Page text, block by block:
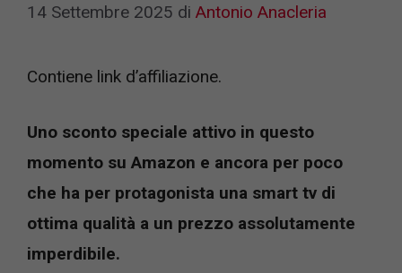
14 Settembre 2025 di Antonio Anacleria
Contiene link d’affiliazione.
Uno sconto speciale attivo in questo
momento su Amazon e ancora per poco
che ha per protagonista una smart tv di
ottima qualità a un prezzo assolutamente
imperdibile.